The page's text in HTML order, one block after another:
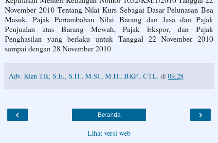
November 2010 Tentang Nilai Kurs Sebagai Dasar Pelunasan Bea
Masuk, Pajak Pertambahan Nilai Barang dan Jasa dan Pajak
Penjualan atas Barang Mewah, Pajak Ekspor, dan Pajak
Penghasilan yang berlaku untuk Tanggal 22 November 2010
sampai dengan 28 November 2010
Adv. Kian Tik, S.E., S.H., M.Si., M.H., BKP., CTL. di 09.28
‹ ›
Beranda
Lihat versi web